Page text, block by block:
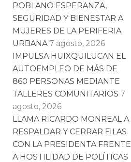
POBLANO ESPERANZA,
SEGURIDAD Y BIENESTAR A
MUJERES DE LA PERIFERIA
URBANA 7 agosto, 2026
IMPULSA HUIXQUILUCAN EL
AUTOEMPLEO DE MÁS DE
860 PERSONAS MEDIANTE
TALLERES COMUNITARIOS 7
agosto, 2026
LLAMA RICARDO MONREAL A
RESPALDAR Y CERRAR FILAS
CON LA PRESIDENTA FRENTE
A HOSTILIDAD DE POLÍTICAS